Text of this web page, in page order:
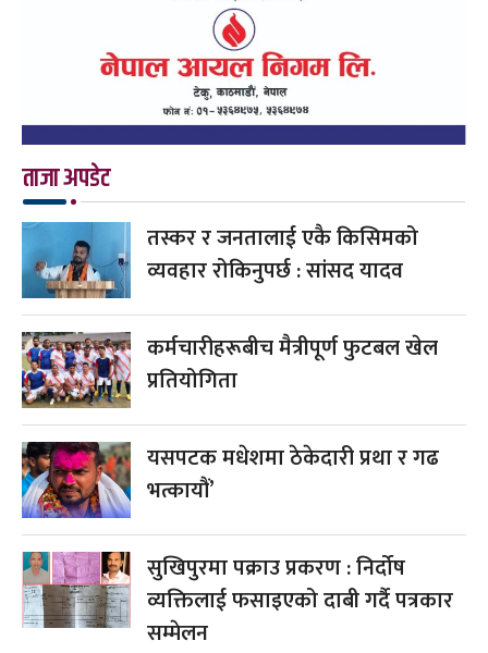
ताजा अपडेट
तस्कर र जनतालाई एकै किसिमको
व्यवहार रोकिनुपर्छ : सांसद यादव
कर्मचारीहरूबीच मैत्रीपूर्ण फुटबल खेल
प्रतियोगिता
यसपटक मधेशमा ठेकेदारी प्रथा र गढ
भत्कायौं’
सुखिपुरमा पक्राउ प्रकरण : निर्दोष
व्यक्तिलाई फसाइएको दाबी गर्दै पत्रकार
सम्मेलन